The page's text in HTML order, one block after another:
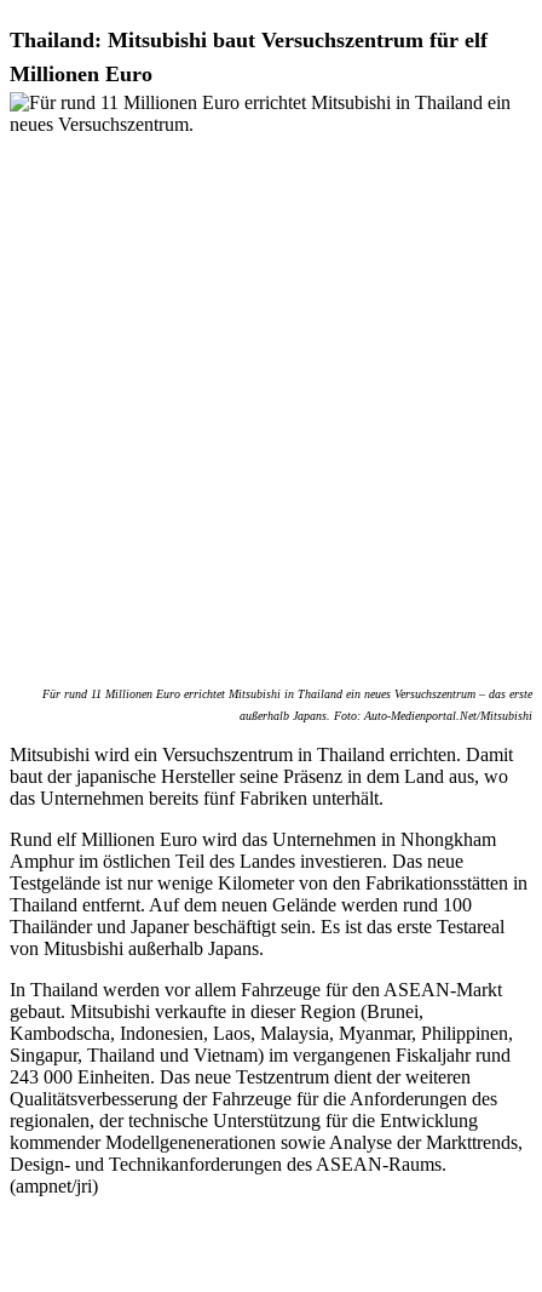
Thailand: Mitsubishi baut Versuchszentrum für elf
Millionen Euro
Für rund 11 Millionen Euro errichtet Mitsubishi in Thailand ein neues Versuchszentrum – das erste
außerhalb Japans. Foto: Auto-Medienportal.Net/Mitsubishi
Mitsubishi wird ein Versuchszentrum in Thailand errichten. Damit
baut der japanische Hersteller seine Präsenz in dem Land aus, wo
das Unternehmen bereits fünf Fabriken unterhält.
Rund elf Millionen Euro wird das Unternehmen in Nhongkham
Amphur im östlichen Teil des Landes investieren. Das neue
Testgelände ist nur wenige Kilometer von den Fabrikationsstätten in
Thailand entfernt. Auf dem neuen Gelände werden rund 100
Thailänder und Japaner beschäftigt sein. Es ist das erste Testareal
von Mitusbishi außerhalb Japans.
In Thailand werden vor allem Fahrzeuge für den ASEAN-Markt
gebaut. Mitsubishi verkaufte in dieser Region (Brunei,
Kambodscha, Indonesien, Laos, Malaysia, Myanmar, Philippinen,
Singapur, Thailand und Vietnam) im vergangenen Fiskaljahr rund
243 000 Einheiten. Das neue Testzentrum dient der weiteren
Qualitätsverbesserung der Fahrzeuge für die Anforderungen des
regionalen, der technische Unterstützung für die Entwicklung
kommender Modellgenenerationen sowie Analyse der Markttrends,
Design- und Technikanforderungen des ASEAN-Raums.
(ampnet/jri)